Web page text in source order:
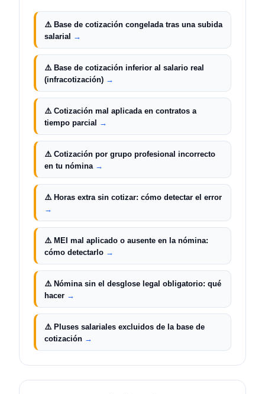
⚠️ Base de cotización congelada tras una subida
salarial →
⚠️ Base de cotización inferior al salario real
(infracotización) →
⚠️ Cotización mal aplicada en contratos a
tiempo parcial →
⚠️ Cotización por grupo profesional incorrecto
en tu nómina →
⚠️ Horas extra sin cotizar: cómo detectar el error
→
⚠️ MEI mal aplicado o ausente en la nómina:
cómo detectarlo →
⚠️ Nómina sin el desglose legal obligatorio: qué
hacer →
⚠️ Pluses salariales excluidos de la base de
cotización →